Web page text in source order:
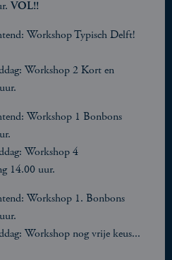
VOL!!
Workshop Typisch Delft!
Workshop 2 Kort en
Workshop 1 Bonbons
Workshop 4
14.00 uur.
Workshop 1. Bonbons
Workshop nog vrije keus...